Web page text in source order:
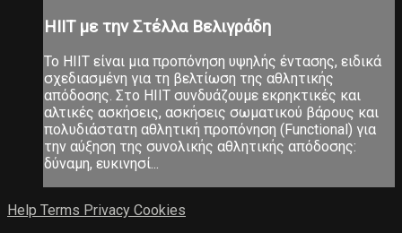
ΗΙΙΤ με την Στέλλα Βελιγράδη
Το ΗΙΙΤ είναι μια προπόνηση υψηλής έντασης, ειδικά
σχεδιασμένη για τη βελτίωση της αθλητικής
απόδοσης. Στο ΗΙΙΤ συνδυάζουμε εκρηκτικές και
αλτικές ασκήσεις, ασκήσεις σωματικού βάρους και
πολυδιάστατη αθλητική προπόνηση (Functional) για
την αύξηση της συνολικής αθλητικής απόδοσης:
δύναμη, ευκινησί...
Help Terms Privacy Cookies